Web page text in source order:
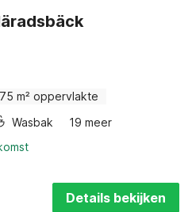
75 m² oppervlakte
Wasbak
19 meer
Details bekijken